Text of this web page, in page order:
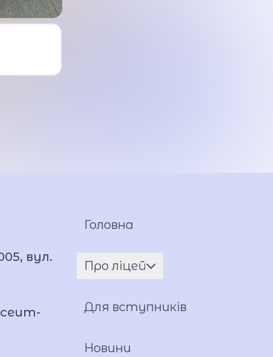
вул.
Головна
Про ліцей
Команда
Положення
Для вступників
Новини